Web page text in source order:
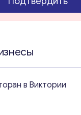
со мной
в Виктории